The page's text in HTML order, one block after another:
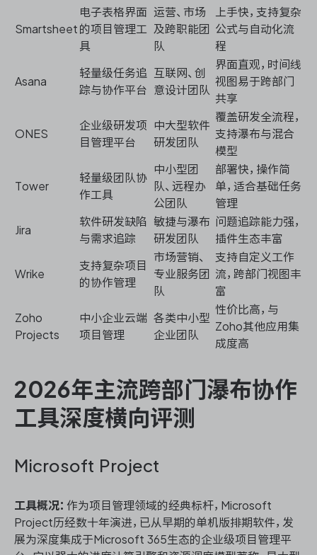
Smartsheet
电子表格界面
的项目管理工
具
运营、市场
及跨职能团
队
上手快，支持复杂
公式与自动化流
程
Asana
轻量级任务追
踪与协作平台
互联网、创
意设计团队
界面直观，时间线
视图易于跨部门
共享
ONES
企业级研发项
目管理平台
中大型软件
研发团队
覆盖研发全流程，
支持瀑布与混合
模型
Tower
轻量级团队协
作工具
中小型团
队、远程办
公团队
部署快，操作简
单，适合基础任务
管理
Jira
软件研发缺陷
与需求追踪
敏捷与瀑布
研发团队
问题追踪能力强，
插件生态丰富
Wrike
支持复杂项目
的协作管理
市场营销、
专业服务团
队
支持自定义工作
流，跨部门视图丰
富
Zoho
Projects
中小企业云端
项目管理
各类中小型
企业团队
性价比高，与
Zoho其他应用集
成度高
2026年主流跨部门瀑布协作
工具深度横向评测
Microsoft Project
工具概况： 作为项目管理领域的经典标杆，Microsoft
Project历经数十年演进，已从早期的单机版排期软件，发
展为深度集成于Microsoft 365生态的企业级项目管理平